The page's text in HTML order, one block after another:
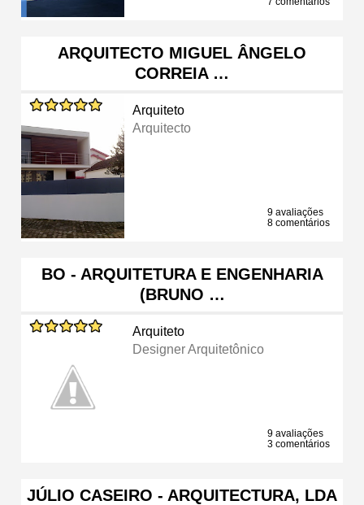
ARQUITECTO MIGUEL ÂNGELO
CORREIA …
Arquiteto
Arquitecto
9 avaliações
8 comentários
BO - ARQUITETURA E ENGENHARIA
(BRUNO …
Arquiteto
Designer Arquitetônico
9 avaliações
3 comentários
JÚLIO CASEIRO - ARQUITECTURA, LDA